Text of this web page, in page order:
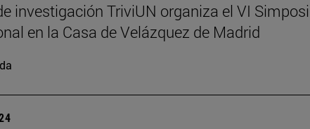
investigación TriviUN organiza el VI
en la Casa de Velázquez de Madrid